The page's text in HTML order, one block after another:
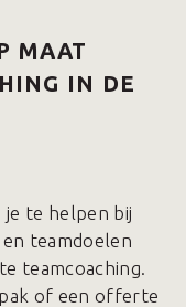
MAAT
IN DE
je te helpen bij
teamdoelen
teamcoaching.
of een offerte